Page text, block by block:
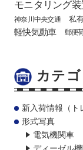
モニタリング
神奈川中央交通 私
軽快気動車 郵便
カテ
新入荷情報（ト
形式写真
電気機関車
ディーゼル